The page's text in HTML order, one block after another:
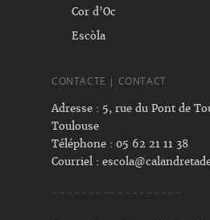
Cor d’Oc
Escòla
CONTACTE | CONTACT
Adresse : 5, rue du Pont de
Toulouse
Téléphone : 05 62 21 11 38
Courriel :
------------------